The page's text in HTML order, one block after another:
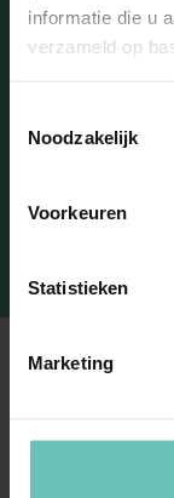
informatie die u
verzameld op
Noodzakelijk
Voorkeuren
Statistieken
Marketing